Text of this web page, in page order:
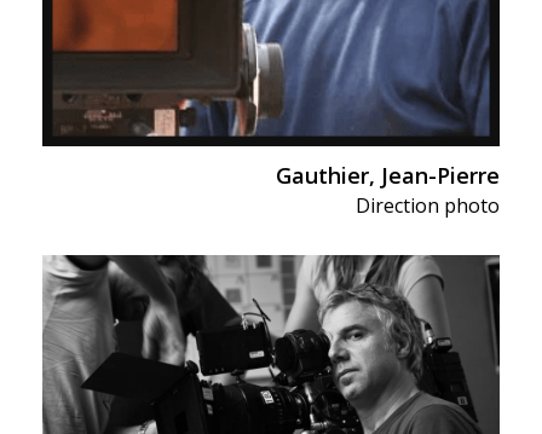
Gauthier, Jean-Pierre
Direction photo